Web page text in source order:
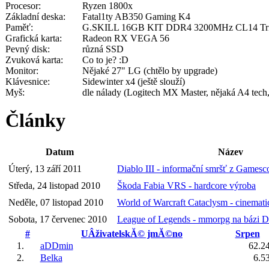
Procesor:
Ryzen 1800x
Základní deska:
Fatal1ty AB350 Gaming K4
Paměť:
G.SKILL 16GB KIT DDR4 3200MHz CL14
Grafická karta:
Radeon RX VEGA 56
Pevný disk:
různá SSD
Zvuková karta:
Co to je? :D
Monitor:
Nějaké 27" LG (chtělo by upgrade)
Klávesnice:
Sidewinter x4 (ještě slouží)
Myš:
dle nálady (Logitech MX Master, nějaká A4
Články
Datum
Název
Úterý, 13 září 2011
Diablo III - informační smršť z
Středa, 24 listopad 2010
Škoda Fabia VRS - hardcore výroba
Neděle, 07 listopad 2010
World of Warcraft Cataclysm -
Sobota, 17 červenec 2010
League of Legends - mmorpg na bázi
#
UÂživatelskĂ© jmĂ©no
Srpen
1.
aDDmin
2.
Belka